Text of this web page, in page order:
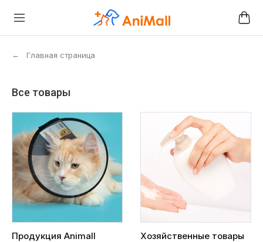
← Главная страница
Все товары
Продукция Animall Хозяйственные товары